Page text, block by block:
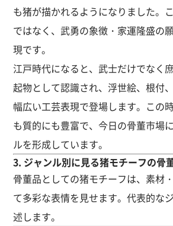
も猪が描かれるようになりました。
ではなく、武勇の象徴・家運隆盛の
現です。
江戸時代になると、武士だけでなく
起物として認識され、浮世絵、根付
幅広い工芸表現で登場します。この
も質的にも豊富で、今日の骨董市場
ルを形成しています。
3. ジャンル別に見る猪モチーフの骨
骨董品としての猪モチーフは、素材
て多彩な表情を見せます。代表的な
述します。